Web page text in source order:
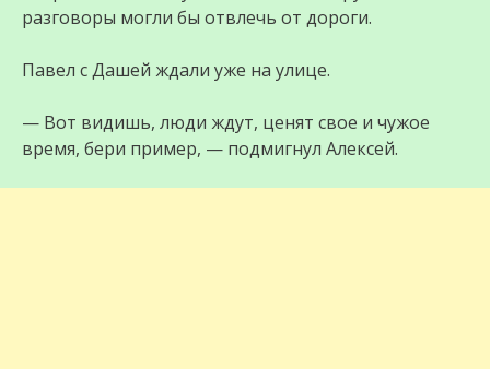
разговоры могли бы отвлечь от дороги.
Павел с Дашей ждали уже на улице.
— Вот видишь, люди ждут, ценят свое и чужое
время, бери пример, — подмигнул Алексей.